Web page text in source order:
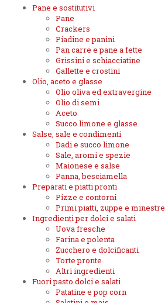
Pane e sostitutivi
Pane
Crackers
Piadine e panini
Pan carre e pane a fette
Grissini e schiacciatine
Gallette e crostini
Olio, aceto e glasse
Olio oliva ed extravergine
Olio di semi
Aceto
Succo limone e glasse
Salse, sale e condimenti
Dadi e succo limone
Sale, aromi e spezie
Maionese e salse
Panna, besciamella
Preparati e piatti pronti
Pizze e contorni
Primi piatti, zuppe e minestre
Ingredienti per dolci e salati
Uova fresche
Farina e polenta
Zucchero e dolcificanti
Torte pronte
Altri ingredienti
Fuori pasto dolci e salati
Patatine e pop corn